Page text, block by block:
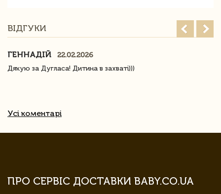
ВІДГУКИ
ГЕННАДІЙ
22.02.2026
Дякую за Дугласа! Дитина в захваті)))
Усі коментарі
ПРО СЕРВІС ДОСТАВКИ BABY.CO.UA